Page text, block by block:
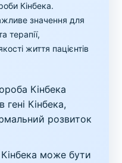
Кінбека.
значення для
терапії,
життя пацієнтів
Кінбека
Кінбека,
розвиток
може бути